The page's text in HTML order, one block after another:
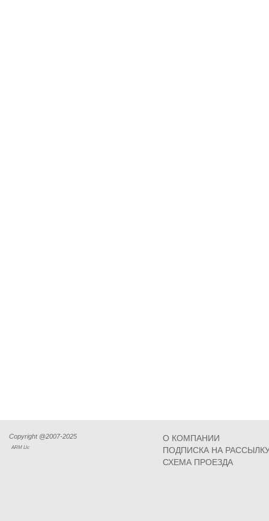
Copyright @2007-2025
ARM Llc
О КОМПАНИИ
ПОДПИСКА НА
СХЕМА ПРОЕЗДА